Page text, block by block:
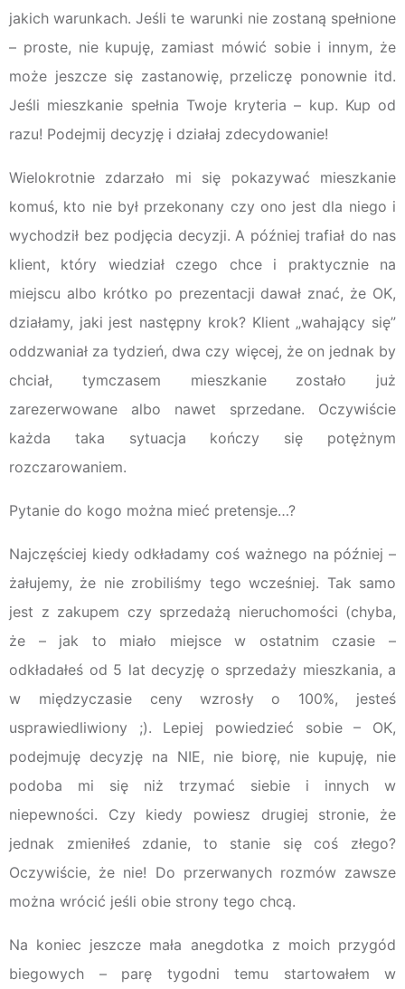
jakich warunkach. Jeśli te warunki nie zostaną spełnione
– proste, nie kupuję, zamiast mówić sobie i innym, że
może jeszcze się zastanowię, przeliczę ponownie itd.
Jeśli mieszkanie spełnia Twoje kryteria – kup. Kup od
razu! Podejmij decyzję i działaj zdecydowanie!
Wielokrotnie zdarzało mi się pokazywać mieszkanie
komuś, kto nie był przekonany czy ono jest dla niego i
wychodził bez podjęcia decyzji. A później trafiał do nas
klient, który wiedział czego chce i praktycznie na
miejscu albo krótko po prezentacji dawał znać, że OK,
działamy, jaki jest następny krok? Klient „wahający się”
oddzwaniał za tydzień, dwa czy więcej, że on jednak by
chciał, tymczasem mieszkanie zostało już
zarezerwowane albo nawet sprzedane. Oczywiście
każda taka sytuacja kończy się potężnym
rozczarowaniem.
Pytanie do kogo można mieć pretensje…?
Najczęściej kiedy odkładamy coś ważnego na później –
żałujemy, że nie zrobiliśmy tego wcześniej. Tak samo
jest z zakupem czy sprzedażą nieruchomości (chyba,
że – jak to miało miejsce w ostatnim czasie –
odkładałeś od 5 lat decyzję o sprzedaży mieszkania, a
w międzyczasie ceny wzrosły o 100%, jesteś
usprawiedliwiony ;). Lepiej powiedzieć sobie – OK,
podejmuję decyzję na NIE, nie biorę, nie kupuję, nie
podoba mi się niż trzymać siebie i innych w
niepewności. Czy kiedy powiesz drugiej stronie, że
jednak zmieniłeś zdanie, to stanie się coś złego?
Oczywiście, że nie! Do przerwanych rozmów zawsze
można wrócić jeśli obie strony tego chcą.
Na koniec jeszcze mała anegdotka z moich przygód
biegowych – parę tygodni temu startowałem w